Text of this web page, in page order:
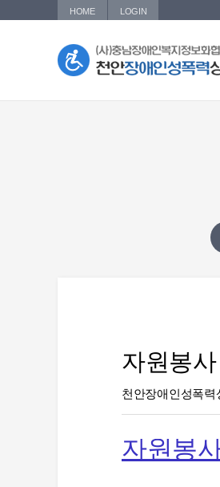
HOME LOGIN
자원봉
천안장애인성폭력
자원봉